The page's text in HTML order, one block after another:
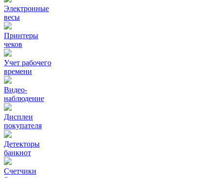
Электронные
весы
Принтеры
чеков
Учет рабочего
времени
Видео‑
наблюдение
Дисплеи
покупателя
Детекторы
банкнот
Счетчики